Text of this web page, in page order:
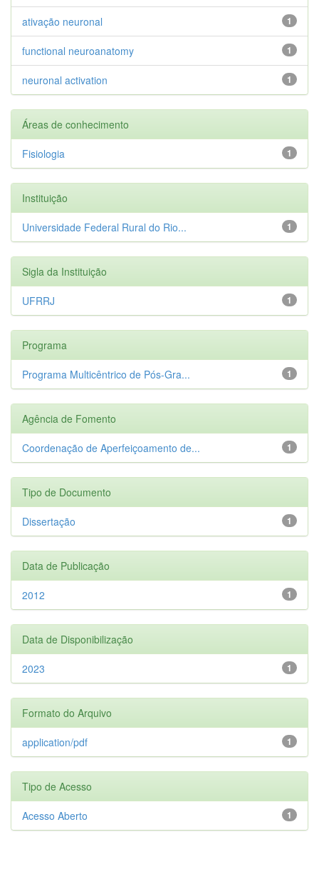
1
ativação neuronal
1
functional neuroanatomy
1
neuronal activation
Áreas de conhecimento
1
Fisiologia
Instituição
1
Universidade Federal Rural do Rio...
Sigla da Instituição
1
UFRRJ
Programa
1
Programa Multicêntrico de Pós-Gra...
Agência de Fomento
1
Coordenação de Aperfeiçoamento de...
Tipo de Documento
1
Dissertação
Data de Publicação
1
2012
Data de Disponibilização
1
2023
Formato do Arquivo
1
application/pdf
Tipo de Acesso
1
Acesso Aberto